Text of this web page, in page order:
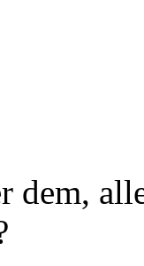
dem,